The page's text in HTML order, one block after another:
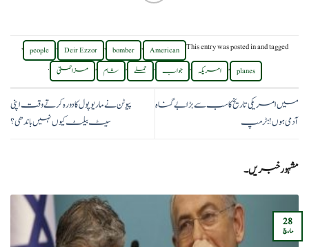
This entry was posted inand tagged
American
,
bomber
,
Deir Ezzor
,
people
,
planes
, امریکہ , جواب , حملے , شام , مزاحمتی .
میں امریکی تاریخ کا سب سے بڑا بے گناہ
آدمی ہوں!:ٹرمپ
پیوٹن نے ماریوپول کا دورہ کرتے وقت اپنی
سیٹ بیلٹ کیوں نہیں باندھی؟
مشہور خبریں۔
28
مارچ